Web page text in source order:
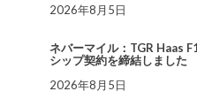
2026年8月5日
ネバーマイル：TGR Haas
シップ契約を締結しました
2026年8月5日